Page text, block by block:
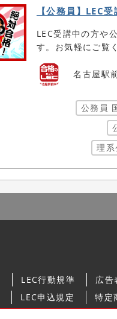
【公務員】LEC
LEC受講中の方や
す。お気軽にご覧
名古屋駅
公務員
理系
LEC行動規準 広告
LEC申込規定 特定